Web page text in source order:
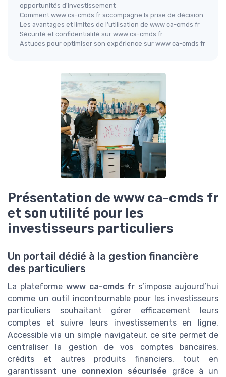
opportunités d'investissement
Comment www ca-cmds fr accompagne la prise de décision
Les avantages et limites de l’utilisation de www ca-cmds fr
Sécurité et confidentialité sur www ca-cmds fr
Astuces pour optimiser son expérience sur www ca-cmds fr
Présentation de www ca-cmds fr
et son utilité pour les
investisseurs particuliers
Un portail dédié à la gestion financière
des particuliers
La plateforme www ca-cmds fr s’impose aujourd’hui
comme un outil incontournable pour les investisseurs
particuliers souhaitant gérer efficacement leurs
comptes et suivre leurs investissements en ligne.
Accessible via un simple navigateur, ce site permet de
centraliser la gestion de vos comptes bancaires,
crédits et autres produits financiers, tout en
garantissant une connexion sécurisée grâce à un